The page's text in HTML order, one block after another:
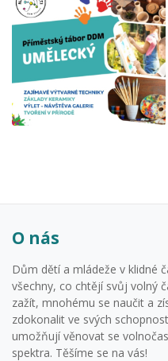
O nás
Dům dětí a mládeže v klidné
všechny, co chtějí svůj volný
zažít, mnohému se naučit a
zdokonalit ve svých
umožňují věnovat se
spektra. Těšíme se na vás!